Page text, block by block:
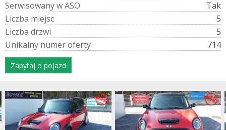
SerwisowanywASO
Tak
Liczba miejsc
5
Liczba drzwi
5
Unikalny numeroferty 714
Zapytaj o pojazd